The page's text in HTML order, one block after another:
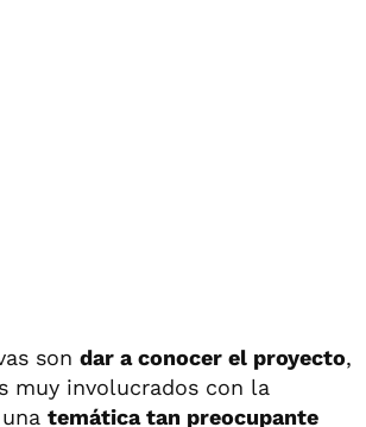
son dar a conocer el proyecto,
muy involucrados con la
temática tan preocupante